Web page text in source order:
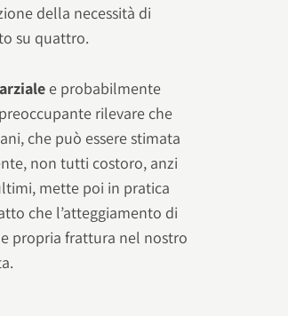
della necessità di
su quattro.
e probabilmente
rilevare che
che può essere stimata
non tutti costoro, anzi
mette poi in pratica
che l’atteggiamento di
propria frattura nel nostro